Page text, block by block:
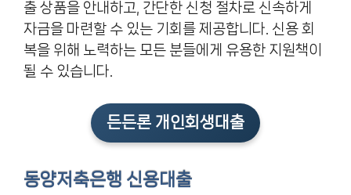
출 상품을 안내하고, 간단한 신청 절차로 신속하게
자금을 마련할 수 있는 기회를 제공합니다. 신용 회
복을 위해 노력하는 모든 분들에게 유용한 지원책이
될 수 있습니다.
든든론 개인회생대출
동양저축은행 신용대출